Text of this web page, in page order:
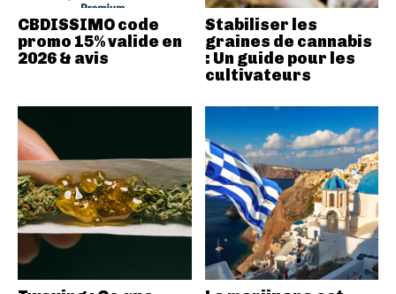
CBDISSIMO code
promo 15% valide en
2026 & avis
Stabiliser les
graines de cannabis
: Un guide pour les
cultivateurs